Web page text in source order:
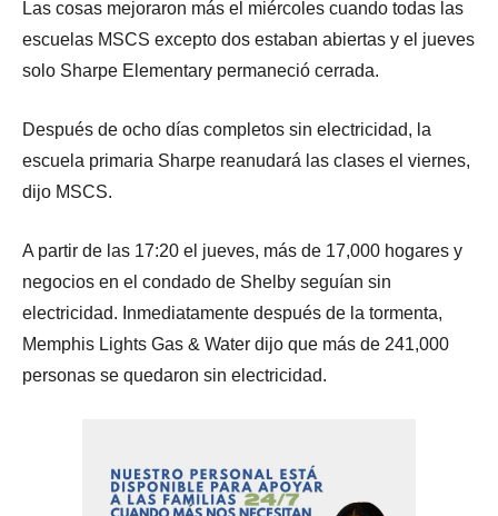
Las cosas mejoraron más el miércoles cuando todas las
escuelas MSCS excepto dos estaban abiertas y el jueves
solo Sharpe Elementary permaneció cerrada.
Después de ocho días completos sin electricidad, la
escuela primaria Sharpe reanudará las clases el viernes,
dijo MSCS.
A partir de las 17:20 el jueves, más de 17,000 hogares y
negocios en el condado de Shelby seguían sin
electricidad. Inmediatamente después de la tormenta,
Memphis Lights Gas & Water dijo que más de 241,000
personas se quedaron sin electricidad.